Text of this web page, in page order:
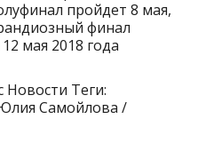
пройдет 8 мая,
финал
мая 2018 года
Новости Теги:
Самойлова /